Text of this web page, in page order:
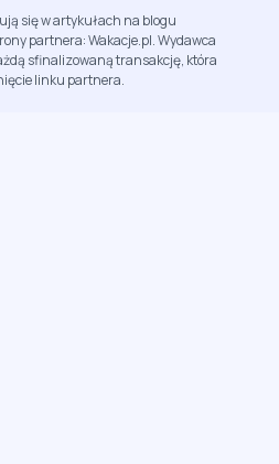
się w artykułach na blogu
partnera: Wakacje.pl. Wydawca
sfinalizowaną transakcję, która
linku partnera.